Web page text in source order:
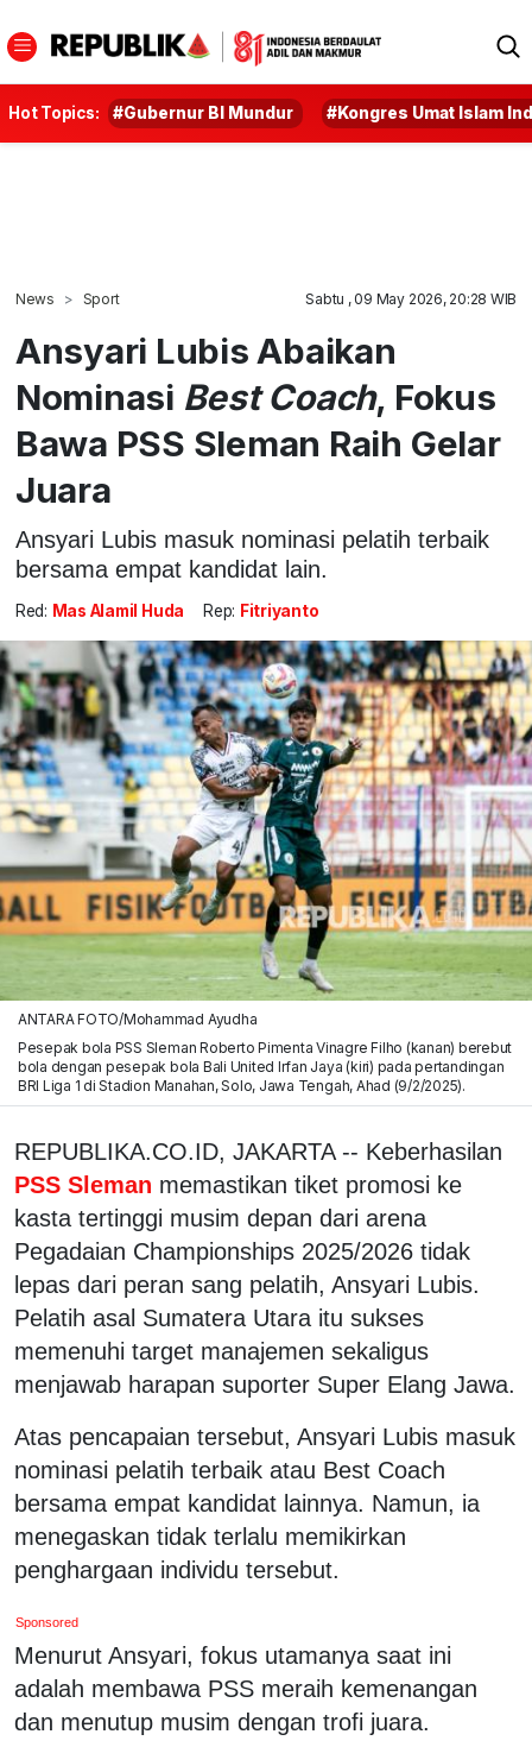
Hot Topics: #Gubernur BI Mundur #Kongres Umat Islam
News Sport Sabtu , 09 May 2026, 20:28 WIB
Ansyari Lubis Abaikan
Nominasi Best Coach, Fokus
Bawa PSS Sleman Raih Gelar
Juara
Ansyari Lubis masuk nominasi pelatih terbaik
bersama empat kandidat lain.
Red: Mas Alamil Huda Rep: Fitriyanto
ANTARA FOTO/Mohammad Ayudha
Pesepak bola PSS Sleman Roberto Pimenta Vinagre Filho (kanan) berebut
bola dengan pesepak bola Bali United Irfan Jaya (kiri) pada pertandingan
BRI Liga 1 di Stadion Manahan, Solo, Jawa Tengah, Ahad (9/2/2025).
REPUBLIKA.CO.ID, JAKARTA -- Keberhasilan
PSS Sleman memastikan tiket promosi ke
kasta tertinggi musim depan dari arena
Pegadaian Championships 2025/2026 tidak
lepas dari peran sang pelatih, Ansyari Lubis.
Pelatih asal Sumatera Utara itu sukses
memenuhi target manajemen sekaligus
menjawab harapan suporter Super Elang Jawa.
Atas pencapaian tersebut, Ansyari Lubis masuk
nominasi pelatih terbaik atau Best Coach
bersama empat kandidat lainnya. Namun, ia
menegaskan tidak terlalu memikirkan
penghargaan individu tersebut.
Sponsored
Menurut Ansyari, fokus utamanya saat ini
adalah membawa PSS meraih kemenangan
dan menutup musim dengan trofi juara.